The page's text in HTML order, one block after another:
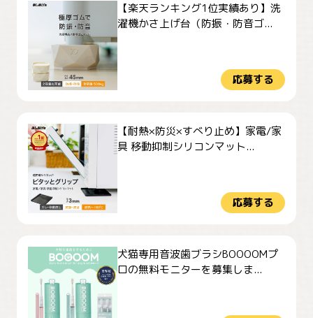
【楽天ランキング1位実績あり】洗
濯機かさ上げ台（防振・防音ゴ...
応募する
【耐熱×防災×すべり止め】家電/家
具 移動抑制シリコンマット...
応募する
犬猫専用音波歯ブラシBOOOOMプ
ロの無料モニターを募集しま...